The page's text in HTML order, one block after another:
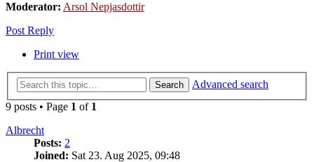
Moderator: Arsol Nepjasdottir
Post Reply
Print view
Search
Advanced search
9 posts • Page 1 of 1
Albrecht
Posts: 2
Joined: Sat 23. Aug 2025, 09:48